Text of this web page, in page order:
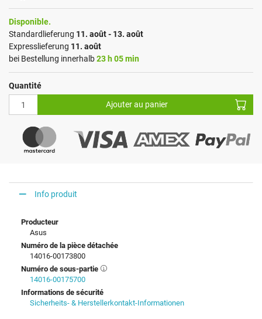
Disponible.
Standardlieferung 11. août - 13. août
Expresslieferung 11. août
bei Bestellung innerhalb23 h 05 min
Quantité
Ajouter au panier
Info produit
Producteur
Asus
Numéro de la pièce détachée
14016-00173800
Numéro de sous-partie
14016-00175700
Informations de sécurité
Sicherheits- & Herstellerkontakt-Informationen